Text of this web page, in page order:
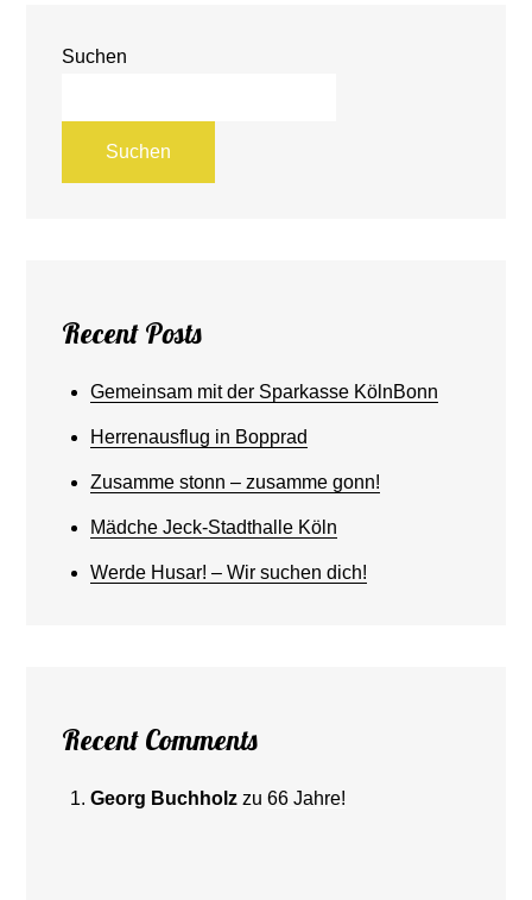
Suchen
Suchen
Recent Posts
Gemeinsam mit der Sparkasse KölnBonn
Herrenausflug in Bopprad
Zusamme stonn – zusamme gonn!
Mädche Jeck-Stadthalle Köln
Werde Husar! – Wir suchen dich!
Recent Comments
Georg Buchholz zu66 Jahre!